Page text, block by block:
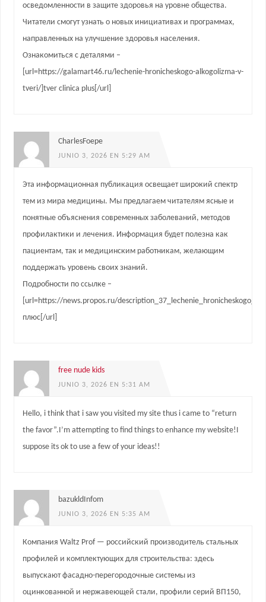
осведомленности в защите здоровья на уровне общества.
Читатели смогут узнать о новых инициативах и программах,
направленных на улучшение здоровья населения.
Ознакомиться с деталями –
[url=https://galamart46.ru/lechenie-hronicheskogo-alkogolizma-v-
tveri/]tver clinica plus[/url]
CharlesFoepe
JUNIO 3, 2026 EN 5:29 AM
Эта информационная публикация освещает широкий спектр
тем из мира медицины. Мы предлагаем читателям ясные и
понятные объяснения современных заболеваний, методов
профилактики и лечения. Информация будет полезна как
пациентам, так и медицинским работникам, желающим
поддержать уровень своих знаний.
Подробности по ссылке –
[url=https://news.propos.ru/
плюс[/url]
free nude kids
JUNIO 3, 2026 EN 5:31 AM
Hello, i think that i saw you visited my site thus i came to “return
the favor”.I’m attempting to find things to enhance my website!I
suppose its ok to use a few of your ideas!!
bazukldInfom
JUNIO 3, 2026 EN 5:35 AM
Компания Waltz Prof — российский производитель стальных
профилей и комплектующих для строительства: здесь
выпускают фасадно-перегородочные системы из
оцинкованной и нержавеющей стали, профили серий ВП150,